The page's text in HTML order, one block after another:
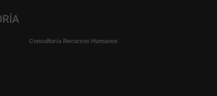
Consultoría Recursos Humanos